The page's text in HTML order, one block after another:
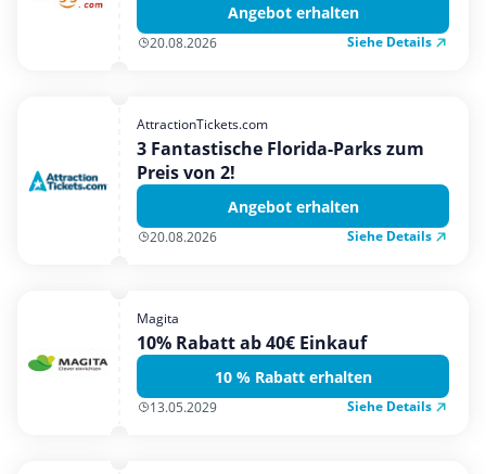
Angebot erhalten
20.08.2026 Siehe Details
AttractionTickets.com
3 Fantastische Florida-Parks zum
Preis von 2!
Angebot erhalten
20.08.2026 Siehe Details
Magita
10% Rabatt ab 40€ Einkauf
10 % Rabatt erhalten
13.05.2029 Siehe Details